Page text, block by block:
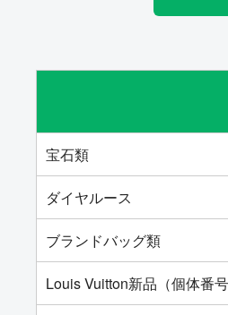
宝石類
ダイヤルース
ブランドバッグ類
Louis Vuitton新品（個体番